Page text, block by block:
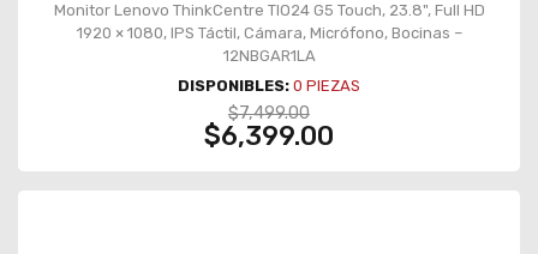
Monitor Lenovo ThinkCentre TIO24 G5 Touch, 23.8", Full HD
1920 × 1080, IPS Táctil, Cámara, Micrófono, Bocinas –
12NBGAR1LA
DISPONIBLES: 0 PIEZAS
$7,499.00
$6,399.00